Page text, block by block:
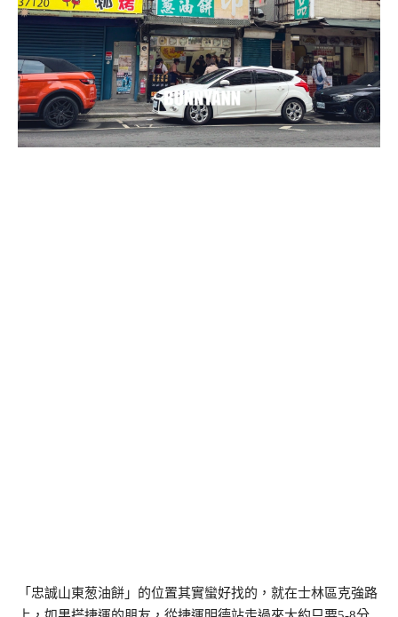
「忠誠山東葱油餅」的位置其實蠻好找的，就在士林區克強路